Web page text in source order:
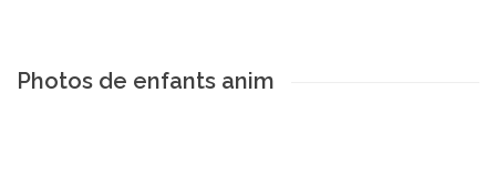
Photos de enfants anim